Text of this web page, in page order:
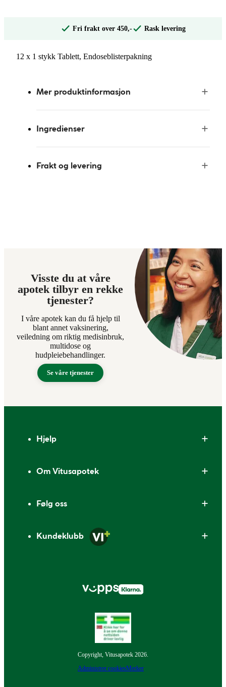
Fri frakt over 450,- Rask levering
12 x 1 stykk Tablett, Endoseblisterpakning
Mer produktinformasjon
Ingredienser
Frakt og levering
Visste du at våre
apotek tilbyr en rekke
tjenester?
I våre apotek kan du få hjelp til
blant annet vaksinering,
veiledning om riktig medisinbruk,
multidose og
hudpleiebehandlinger.
Se våre tjenester
Hjelp
Om Vitusapotek
Følg oss
Kundeklubb
Copyright, Vitusapotek 2026.
Administrer cookiesMerker